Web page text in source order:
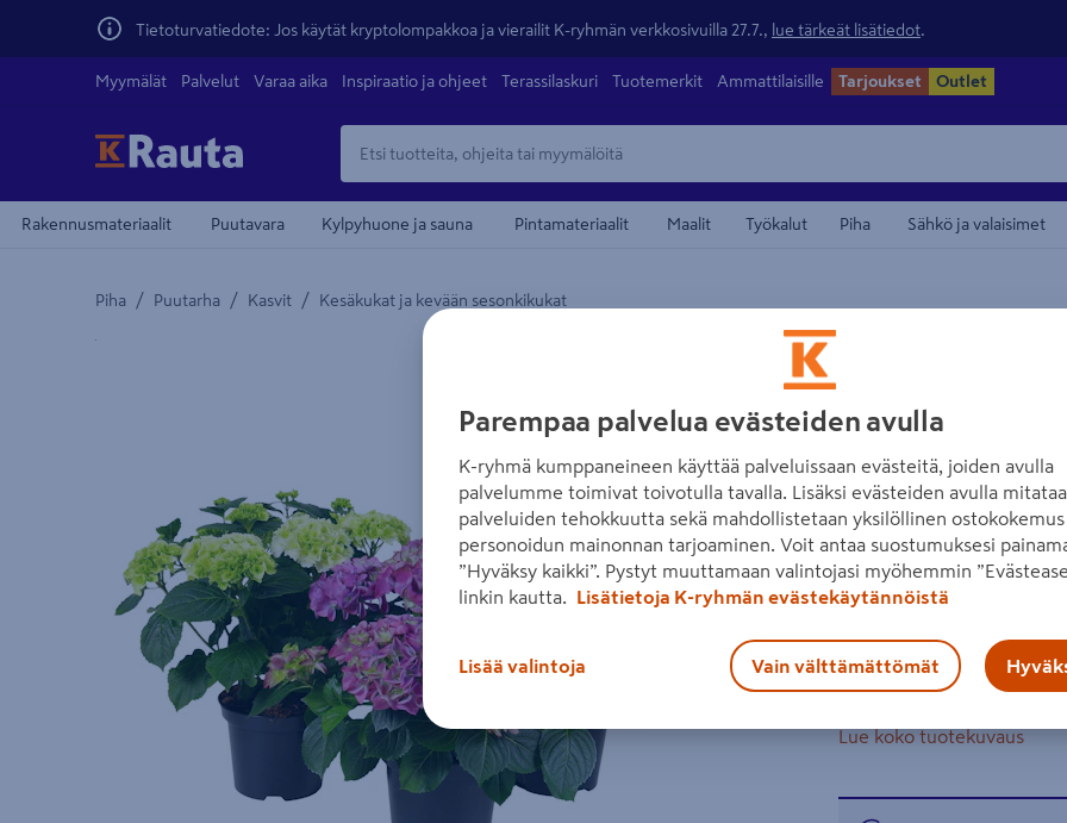
Tietoturvatiedote: Jos käytät kryptolompakkoa ja vierailit K-ryhmän verkkosivuilla 27.7., lue tärkeät lisätiedot
Myymälät Palvelut Varaa aika Inspiraatio ja ohjeet Terassilaskuri Tuotemerkit Ammattilaisille Tarjoukset Outlet
Rakennusmateriaalit Puutavara Kylpyhuone ja sauna Pintamateriaalit Maalit Työkalut Piha Sähkö ja valaisimet
Piha / Puutarha / Kasvit / Kesäkukat ja kevään sesonkikukat
Yksityiskohtainen kuvaus löytyy Tuotteen kuvaus -maamerkistä
23cm ruukku
Tuotenumero 502612757
Upeasti koko kesän
ruukkuistutuksiin. Viihtyy
tasaisesti ja annetaan
kasvupaikka:
kukkii
Lue koko tuotekuvaus
Parempaa palvelua evästeiden avulla
K-ryhmä kumppaneineen käyttää palveluissaan evästeitä, joiden avulla
palvelumme toimivat toivotulla tavalla. Lisäksi evästeiden avulla
palveluiden tehokkuutta sekä mahdollistetaan yksilöllinen ostokokemus
personoidun mainonnan tarjoaminen. Voit antaa suostumuksesi
”Hyväksy kaikki”. Pystyt muuttamaan valintojasi myöhemmin
linkin kautta.
Lisätietoja K-ryhmän evästekäytännöistä
Lisää valintoja Vain välttämättömät